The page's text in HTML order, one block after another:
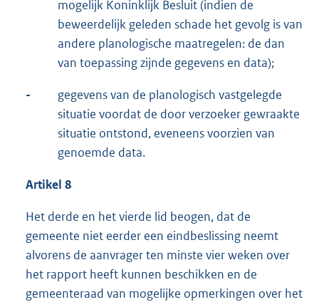
mogelijk Koninklijk Besluit (indien de
beweerdelijk geleden schade het gevolg is van
andere planologische maatregelen: de dan
van toepassing zijnde gegevens en data);
-
gegevens van de planologisch vastgelegde
situatie voordat de door verzoeker gewraakte
situatie ontstond, eveneens voorzien van
genoemde data.
Artikel 8
Het derde en het vierde lid beogen, dat de
gemeente niet eerder een eindbeslissing neemt
alvorens de aanvrager ten minste vier weken over
het rapport heeft kunnen beschikken en de
gemeenteraad van mogelijke opmerkingen over het